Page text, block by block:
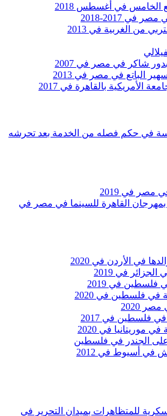
الخامس في أغسطس 2018
في 2017-2018
من الغربية في 2013
شاكر في مصر في 2007
الباتع في مصر في 2013
الأمريكية بالقاهرة في 2017
في حكم فصله من الخدمة بعد تحرشه
مصر في 2019
القاهرة للسينما في مصر في
في الأردن في 2020
في 2019
في 2019
في فلسطين في 2020
2020
فلسطين في 2017
موريتانيا في 2020
على الجندر في فلسطين
أسيوط في 2012
للمتظاهرات بميدان التحرير في